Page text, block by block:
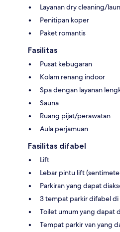
Layanan dry cleaning/
Penitipan koper
Paket romantis
Fasilitas
Pusat kebugaran
Kolam renang indoor
Spa dengan layanan
Sauna
Ruang pijat/perawatan
Aula perjamuan
Fasilitas difabel
Lift
Lebar pintu lift
Parkiran yang dapat
3 tempat parkir difabel
Toilet umum yang dapat
Tempat parkir van yang